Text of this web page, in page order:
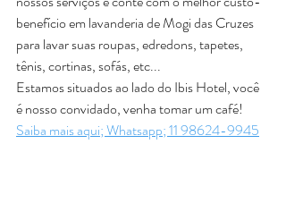
benefício em lavanderia de Mogi das Cruzes
para lavar suas roupas, edredons, tapetes,
tênis, cortinas, sofás, etc...
Estamos situados ao lado do Ibis Hotel, você
é nosso convidado, venha tomar um café!
Saiba mais aqui; Whatsapp; 11 98624-9945